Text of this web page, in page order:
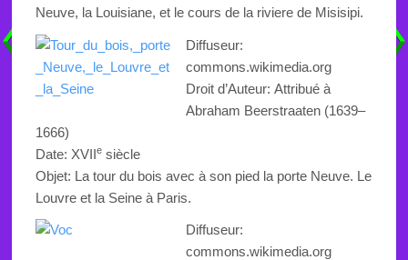
Neuve, la Louisiane, et le cours de la riviere de Misisipi.
Diffuseur:
commons.wikimedia.org
Droit d’Auteur: Attribué à
Abraham Beerstraaten(1639–
1666)
Date: XVIIesiècle
Objet: La tour du bois avec à son pied la porte Neuve. Le
Louvre et la Seine à Paris.
Diffuseur:
commons.wikimedia.org